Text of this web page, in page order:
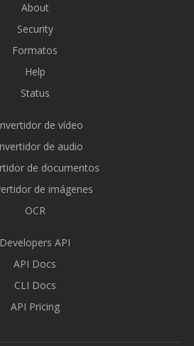
About
Security
Formatos
Help
Status
de vídeo
de audio
de documentos
de imágenes
OCR
Developers API
API Docs
CLI Docs
API Pricing